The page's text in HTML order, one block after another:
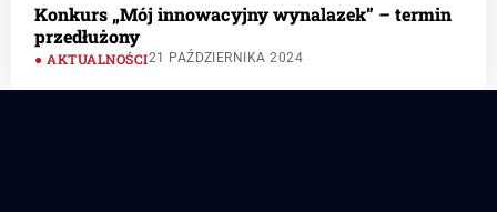
Konkurs „Mój innowacyjny wynalazek” – termin
przedłużony
AKTUALNOŚCI21 PAŹDZIERNIKA 2024